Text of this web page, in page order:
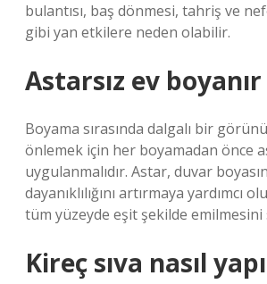
bulantısı, baş dönmesi, tahriş ve
gibi yan etkilere neden olabilir.
Astarsız ev boyanır
Boyama sırasında dalgalı bir
önlemek için her boyamadan önce
uygulanmalıdır. Astar, duvar
dayanıklılığını artırmaya yardımcı
tüm yüzeyde eşit şekilde emilmesini
Kireç sıva nasıl